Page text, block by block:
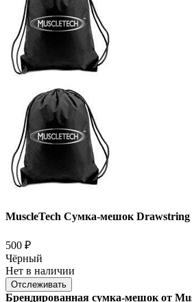
MuscleTech Сумка-мешок Drawstring
500 ₽
Чёрный
Нет в наличии
Отслеживать
Брендированная сумка-мешок от